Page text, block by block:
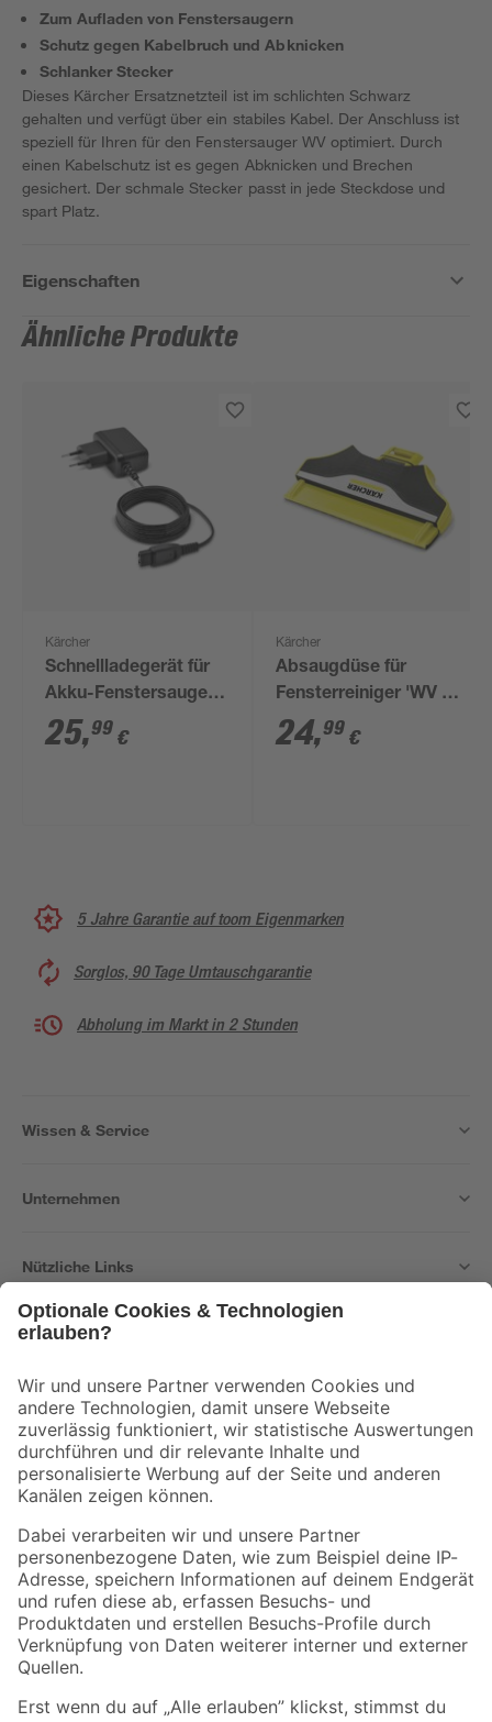
Zum Aufladen von Fenstersaugern
Schutz gegen Kabelbruch und Abknicken
Schlanker Stecker
Dieses Kärcher Ersatznetzteil ist im schlichten Schwarz
gehalten und verfügt über ein stabiles Kabel. Der Anschluss ist
speziell für Ihren für den Fenstersauger WV optimiert. Durch
einen Kabelschutz ist es gegen Abknicken und Brechen
gesichert. Der schmale Stecker passt in jede Steckdose und
spart Platz.
Eigenschaften
Ähnliche Produkte
Kärcher
Schnellladegerät für
Akku-Fenstersauger
'WV 6'
25,99 €
Kärcher
Absaugdüse für
Fensterreiniger 'WV 6'
schmal gelb 17 cm
24,99 €
5 Jahre Garantie auf toom Eigenmarken
Sorglos, 90 Tage Umtauschgarantie
Abholung im Markt in 2 Stunden
Wissen & Service
Unternehmen
Nützliche Links
Der toom Newsletter: Keine Angebote und Aktionen mehr verpassen!
Zur Newsletter Anmeldung
Folge uns
Zahlungsarten Versandarten
Sicher einkaufen